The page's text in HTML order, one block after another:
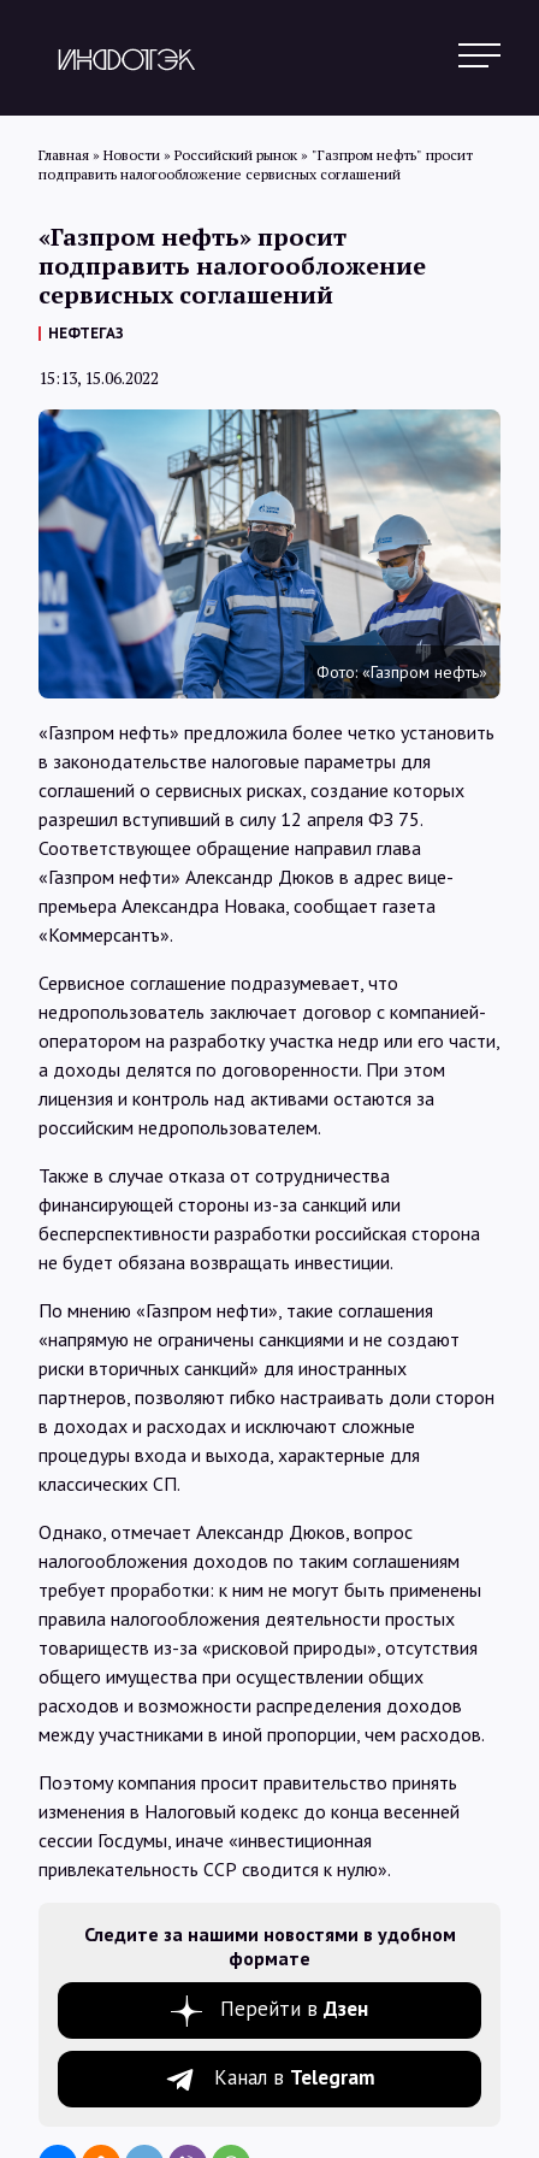
Новости
Обзоры
Интервью
Карты
О нас
@Infotek_Russia
Главная » Новости » Российский рынок » "Газпром нефть" просит
подправить налогообложение сервисных соглашений
«Газпром нефть» просит
подправить налогообложение
сервисных соглашений
НЕФТЕГАЗ
15:13, 15.06.2022
Фото: «Газпром нефть»
«Газпром нефть» предложила более четко установить
в законодательстве налоговые параметры для
соглашений о сервисных рисках, создание которых
разрешил вступивший в силу 12 апреля ФЗ 75.
Соответствующее обращение направил глава
«Газпром нефти» Александр Дюков в адрес вице-
премьера Александра Новака, сообщает газета
«Коммерсантъ».
Сервисное соглашение подразумевает, что
недропользователь заключает договор с компанией-
оператором на разработку участка недр или его части,
а доходы делятся по договоренности. При этом
лицензия и контроль над активами остаются за
российским недропользователем.
Также в случае отказа от сотрудничества
финансирующей стороны из-за санкций или
бесперспективности разработки российская сторона
не будет обязана возвращать инвестиции.
По мнению «Газпром нефти», такие соглашения
«напрямую не ограничены санкциями и не создают
риски вторичных санкций» для иностранных
партнеров, позволяют гибко настраивать доли сторон
в доходах и расходах и исключают сложные
процедуры входа и выхода, характерные для
классических СП.
Однако, отмечает Александр Дюков, вопрос
налогообложения доходов по таким соглашениям
требует проработки: к ним не могут быть применены
правила налогообложения деятельности простых
товариществ из-за «рисковой природы», отсутствия
общего имущества при осуществлении общих
расходов и возможности распределения доходов
между участниками в иной пропорции, чем расходов.
Поэтому компания просит правительство принять
изменения в Налоговый кодекс до конца весенней
сессии Госдумы, иначе «инвестиционная
привлекательность ССР сводится к нулю».
Следите за нашими новостями в удобном
формате
Перейти в Дзен
Канал в Telegram